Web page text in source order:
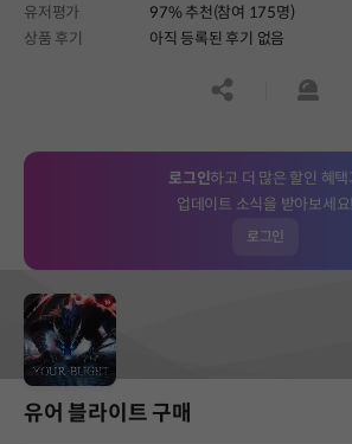
유저평가
97% 추천(참여 175명)
상품 후기
아직 등록된 후기 없음
공유하기신고
로그인하고 더 많은 할인 혜택
업데이트 소식을 받아보세요!
로그인
유어 블라이트 구매